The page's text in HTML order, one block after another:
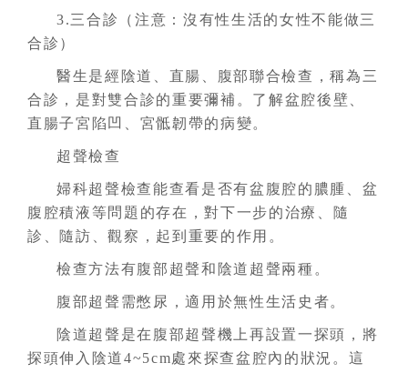
3.三合診（注意：沒有性生活的女性不能做三
合診）
醫生是經陰道、直腸、腹部聯合檢查，稱為三
合診，是對雙合診的重要彌補。了解盆腔後壁、
直腸子宮陷凹、宮骶韌帶的病變。
超聲檢查
婦科超聲檢查能查看是否有盆腹腔的膿腫、盆
腹腔積液等問題的存在，對下一步的治療、隨
診、隨訪、觀察，起到重要的作用。
檢查方法有腹部超聲和陰道超聲兩種。
腹部超聲需憋尿，適用於無性生活史者。
陰道超聲是在腹部超聲機上再設置一探頭，將
探頭伸入陰道4~5cm處來探查盆腔內的狀況。這